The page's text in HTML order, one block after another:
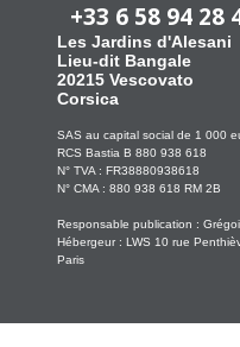
+33 6 58 94 28
Les Jardins d'Alesani
Lieu-dit Bangale
20215 Vescovato
Corsica
SAS au capital social de 1 000
RCS Bastia B 880 938 618
N° TVA : FR38880938618
N° CMA : 880 938 618 RM 2B
Responsable publication :
Hébergeur : LWS 10 rue
Paris